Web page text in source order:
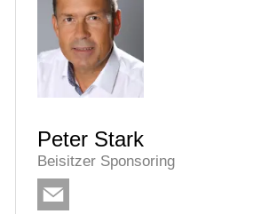
Peter Stark
Beisitzer Sponsoring